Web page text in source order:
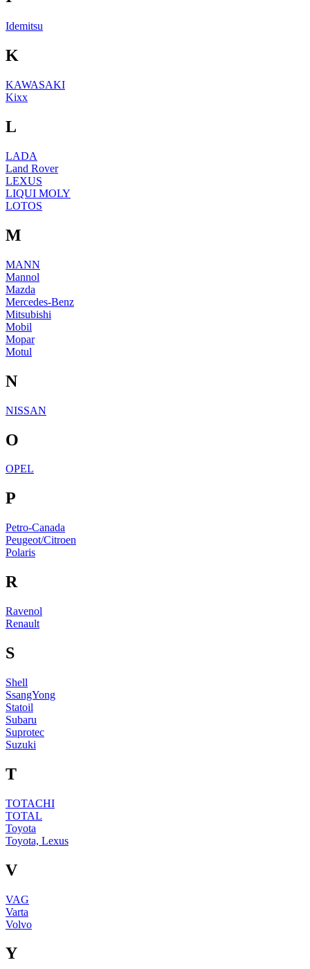
Idemitsu
K
KAWASAKI
Kixx
L
LADA
Land Rover
LEXUS
LIQUI MOLY
LOTOS
M
MANN
Mannol
Mazda
Mercedes-Benz
Mitsubishi
Mobil
Mopar
Motul
N
NISSAN
O
OPEL
P
Petro-Canada
Peugeot/Citroen
Polaris
R
Ravenol
Renault
S
Shell
SsangYong
Statoil
Subaru
Suprotec
Suzuki
T
TOTACHI
TOTAL
Toyota
Toyota, Lexus
V
VAG
Varta
Volvo
Y